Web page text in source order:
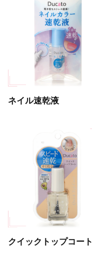
ネイル速乾液
クイックトップコー